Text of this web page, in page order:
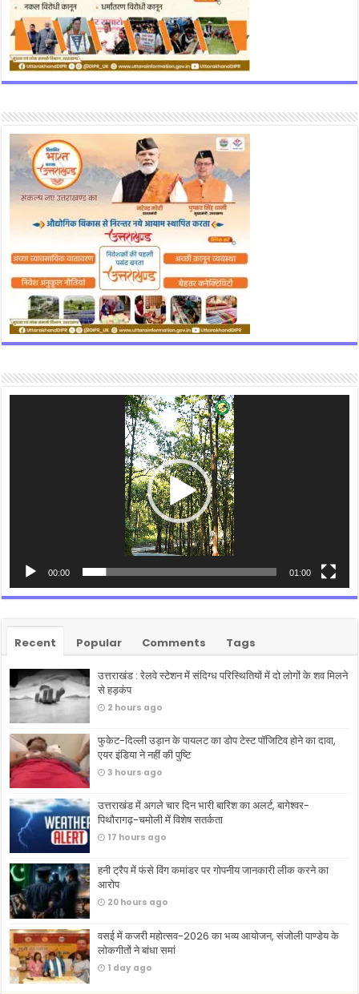
00:00 01:00
Recent Popular Comments Tags
उत्तराखंड : रेलवे स्टेशन में संदिग्ध परिस्थितियों में दो लोगों के शव मिलने
से हड़कंप
2 hours ago
फुकेट-दिल्ली उड़ान के पायलट का डोप टेस्ट पॉजिटिव होने का दावा,
एयर इंडिया ने नहीं की पुष्टि
3 hours ago
उत्तराखंड में अगले चार दिन भारी बारिश का अलर्ट, बागेश्वर-
पिथौरागढ़-चमोली में विशेष सतर्कता
17 hours ago
हनी ट्रैप में फंसे विंग कमांडर पर गोपनीय जानकारी लीक करने का
आरोप
20 hours ago
वसई में कजरी महोत्सव-2026 का भव्य आयोजन, संजोली पाण्डेय के
लोकगीतों ने बांधा समां
1 day ago